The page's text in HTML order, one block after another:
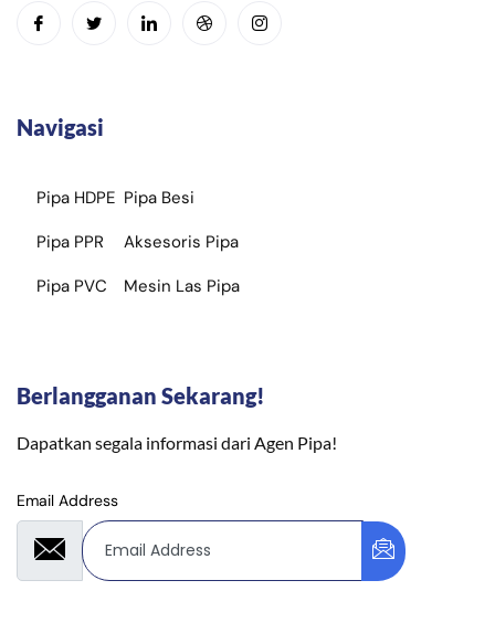
Navigasi
Pipa HDPE
Pipa PPR
Pipa PVC
Pipa Besi
Aksesoris Pipa
Mesin Las Pipa
Berlangganan Sekarang!
Dapatkan segala informasi dari Agen Pipa!
Email Address